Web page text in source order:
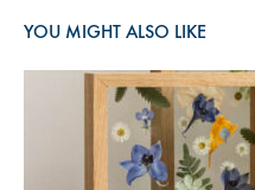
YOU MIGHT ALSO LIKE